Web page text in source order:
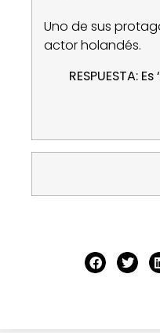
Uno de sus
actor holandés.
RESPUESTA: